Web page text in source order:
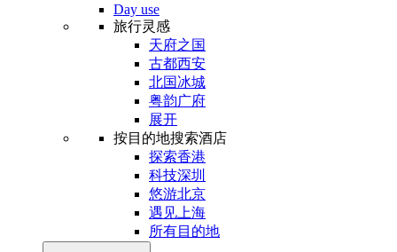
Day use
旅行灵感
天府之国
古都西安
北国冰城
粤韵广府
展开
按目的地搜索酒店
探索香港
科技深圳
悠游北京
遇见上海
所有目的地